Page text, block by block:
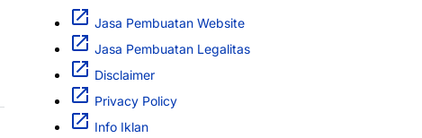
Jasa Pembuatan Website
Jasa Pembuatan Legalitas
Disclaimer
Privacy Policy
Info Iklan